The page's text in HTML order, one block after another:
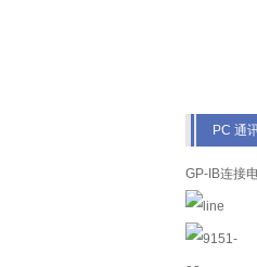
PC 通
GP-IB连接